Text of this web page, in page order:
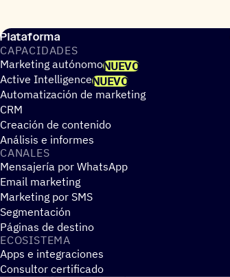
Plataforma
CAPA­CI­DA­DES
Marketing autónomoNUEVO
Active IntelligenceNUEVO
Automatización de marketing
CRM
Creación de contenido
Análisis e informes
CANALES
Mensajería por WhatsApp
Email marketing
Marketing por SMS
Segmentación
Páginas de destino
ECOSIS­TEMA
Apps e integraciones
Consultor certificado